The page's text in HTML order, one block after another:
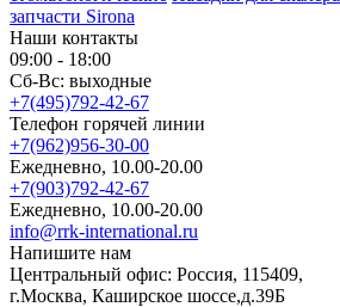
запчасти Sirona
Наши контакты
09:00 - 18:00
Сб-Вс: выходные
+7(495)792-42-67
Телефон горячей линии
+7(962)956-30-00
Ежедневно, 10.00-20.00
+7(903)792-42-67
Ежедневно, 10.00-20.00
info@rrk-international.ru
Напишите нам
Центральный офис: Россия, 115409,
г.Москва, Каширское шоссе,д.39Б